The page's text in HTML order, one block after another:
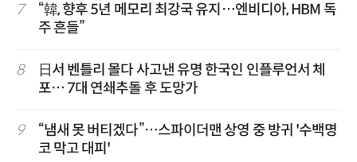
7
“韓, 향후 5년 메모리 최강국 유지…엔비디아, HBM 독
주 흔들”
8
日서 벤틀리 몰다 사고낸 유명 한국인 인플루언서 체
포… 7대 연쇄추돌 후 도망가
9
“냄새 못 버티겠다”…스파이더맨 상영 중 방귀 '수백명
코 막고 대피'